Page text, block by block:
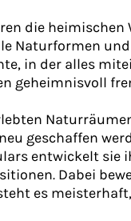
die heimischen
Naturformen
in der alles
geheimnisvoll
geschaffen
entwickelt sie
. Dabei
es